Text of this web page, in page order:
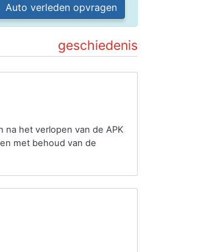
Auto verleden opvragen
geschiedenis
na het verlopen van de APK
met behoud van de